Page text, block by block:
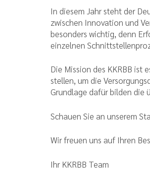
In diesem Jahr steht der
zwischen Innovation und
besonders wichtig, denn
einzelnen
Die Mission des KKRBB ist
stellen, um die
Grundlage dafür bilden die
Schauen Sie an unserem
Wir freuen uns auf Ihren
Ihr KKRBB Team